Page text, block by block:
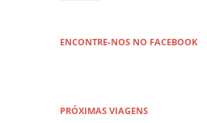
ENCONTRE-NOS NO FACEBOOK
PRÓXIMAS VIAGENS